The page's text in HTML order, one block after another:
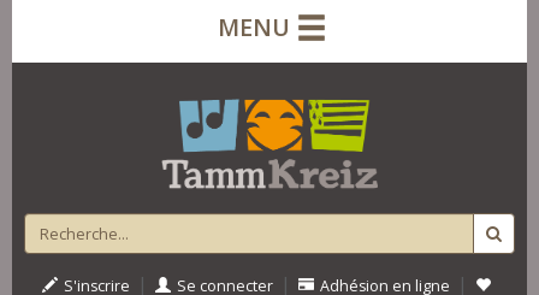
MENU
S'inscrire | Se connecter | Adhésion en ligne |